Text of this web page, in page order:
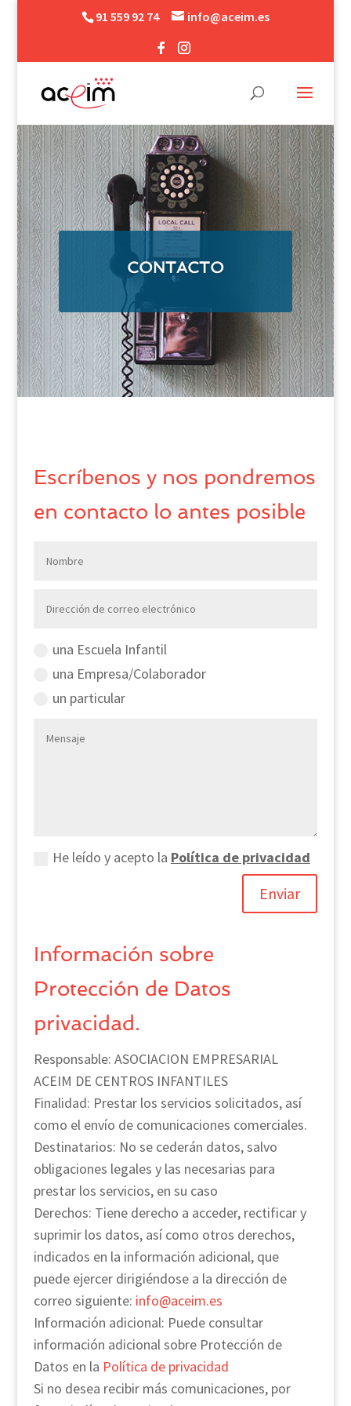
91 559 92 74 info@aceim.es
CONTACTO
Escríbenos y nos pondremos
en contacto lo antes posible
una Escuela Infantil
una Empresa/Colaborador
un particular
He leído y acepto la Política de privacidad
Enviar
Información sobre
Protección de Datos
privacidad.
Responsable: ASOCIACION EMPRESARIAL
ACEIM DE CENTROS INFANTILES
Finalidad: Prestar los servicios solicitados, así
como el envío de comunicaciones comerciales.
Destinatarios: No se cederán datos, salvo
obligaciones legales y las necesarias para
prestar los servicios, en su caso
Derechos: Tiene derecho a acceder, rectificar y
suprimir los datos, así como otros derechos,
indicados en la información adicional, que
puede ejercer dirigiéndose a la dirección de
correo siguiente: info@aceim.es
Información adicional: Puede consultar
información adicional sobre Protección de
Datos en la Política de privacidad
Si no desea recibir más comunicaciones, por